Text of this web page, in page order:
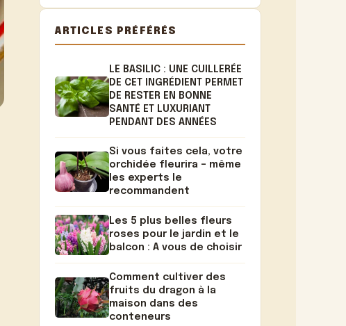
ARTICLES PRÉFÉRÉS
LE BASILIC : UNE CUILLERÉE
DE CET INGRÉDIENT PERMET
DE RESTER EN BONNE
SANTÉ ET LUXURIANT
PENDANT DES ANNÉES
Si vous faites cela, votre
orchidée fleurira – même
les experts le
recommandent
Les 5 plus belles fleurs
roses pour le jardin et le
balcon : A vous de choisir
Comment cultiver des
fruits du dragon à la
maison dans des
conteneurs